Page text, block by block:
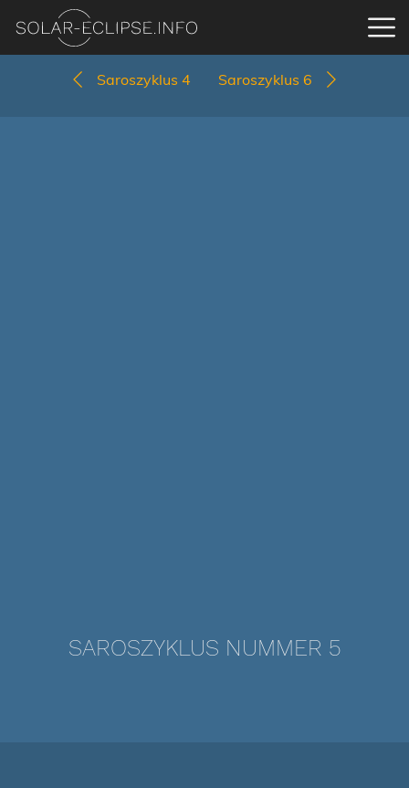
Saroszyklus 4 Saroszyklus 6
SAROSZYKLUS NUMMER 5